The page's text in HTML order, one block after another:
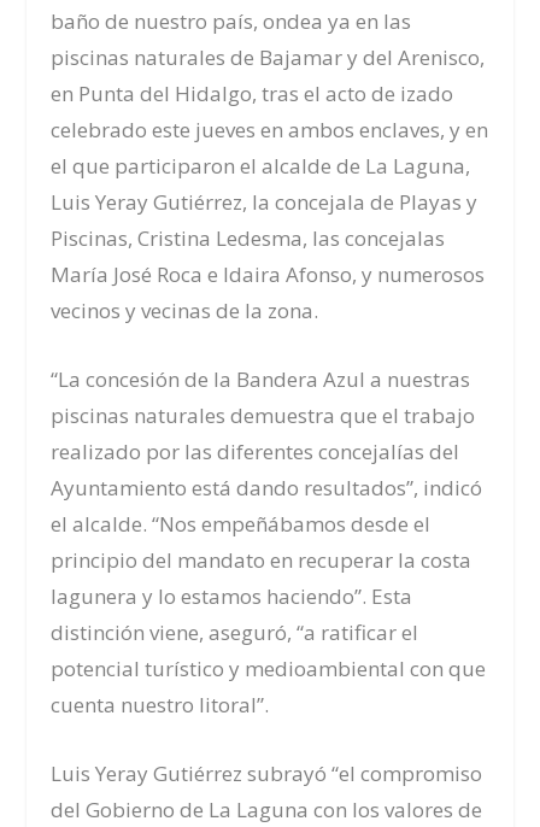
baño de nuestro país, ondea ya en las
piscinas naturales de Bajamar y del Arenisco,
en Punta del Hidalgo, tras el acto de izado
celebrado este jueves en ambos enclaves, y en
el que participaron el alcalde de La Laguna,
Luis Yeray Gutiérrez, la concejala de Playas y
Piscinas, Cristina Ledesma, las concejalas
María José Roca e Idaira Afonso, y numerosos
vecinos y vecinas de la zona.
“La concesión de la Bandera Azul a nuestras
piscinas naturales demuestra que el trabajo
realizado por las diferentes concejalías del
Ayuntamiento está dando resultados”, indicó
el alcalde. “Nos empeñábamos desde el
principio del mandato en recuperar la costa
lagunera y lo estamos haciendo”. Esta
distinción viene, aseguró, “a ratificar el
potencial turístico y medioambiental con que
cuenta nuestro litoral”.
Luis Yeray Gutiérrez subrayó “el compromiso
del Gobierno de La Laguna con los valores de